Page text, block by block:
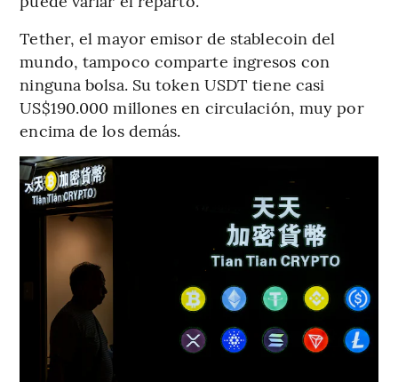
Tether, el mayor emisor de stablecoin del
mundo, tampoco comparte ingresos con
ninguna bolsa. Su token USDT tiene casi
US$190.000 millones en circulación, muy por
encima de los demás.